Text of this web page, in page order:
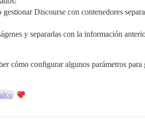
Discourse con contenedores
y separarlas con la información
cómo configurar algunos parámetros para